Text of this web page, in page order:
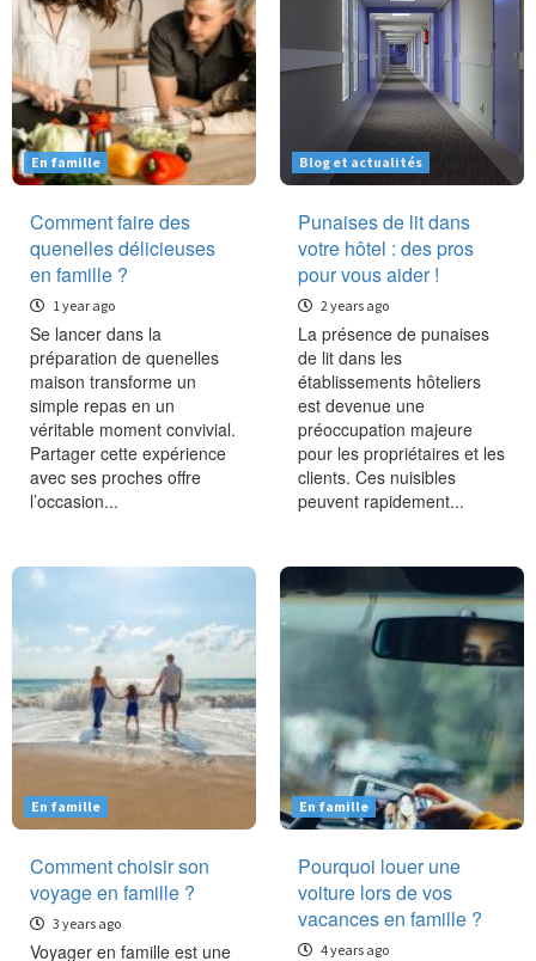
En famille
Comment faire des
quenelles délicieuses
en famille ?
1 year ago
Se lancer dans la
préparation de quenelles
maison transforme un
simple repas en un
véritable moment convivial.
Partager cette expérience
avec ses proches offre
l’occasion...
Blog et actualités
Punaises de lit dans
votre hôtel : des pros
pour vous aider !
2 years ago
La présence de punaises
de lit dans les
établissements hôteliers
est devenue une
préoccupation majeure
pour les propriétaires et les
clients. Ces nuisibles
peuvent rapidement...
En famille
Comment choisir son
voyage en famille ?
3 years ago
Voyager en famille est une
En famille
Pourquoi louer une
voiture lors de vos
vacances en famille ?
4 years ago